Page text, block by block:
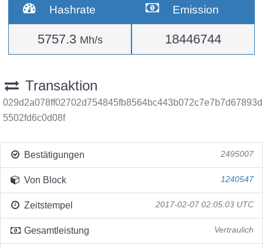
Hashrate
5757.3 Mh/s
Emission
18446744
Transaktion
029d2a078ff02702d754845fb8564bc443b072c7e7b7d67893d
5502fd6c0d08f
Bestätigungen 2495007
Von Block 1240547
Zeitstempel 2017-02-07 02:05:03 UTC
Gesamtleistung Vertraulich